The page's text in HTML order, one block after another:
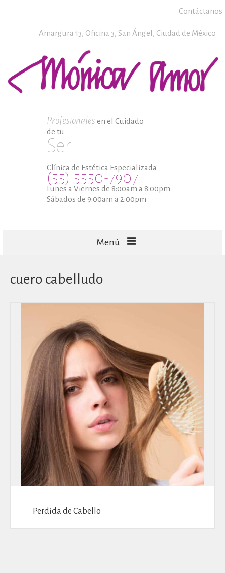
Contáctanos
Amargura 13, Oficina 3, San Ángel, Ciudad de México
Profesionales en el Cuidado
de tu
Ser
Clínica de Estética Especializada
(55) 5550-7907
Lunes a Viernes de 8:00am a 8:00pm
Sábados de 9:00am a 2:00pm
Menú
TECNOLOGÍA
cuero cabelludo
Perdida de Cabello